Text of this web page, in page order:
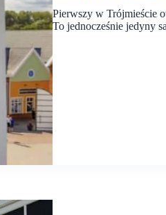
Pierwszy w Trójmieście
To jednocześnie jedyny